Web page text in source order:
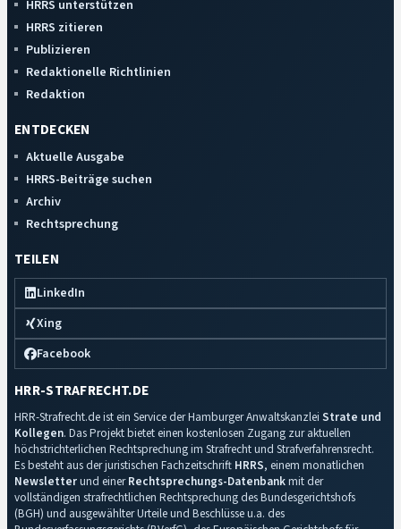
HRRS unterstützen
HRRS zitieren
Publizieren
Redaktionelle Richtlinien
Redaktion
ENTDECKEN
Aktuelle Ausgabe
HRRS-Beiträge suchen
Archiv
Rechtsprechung
TEILEN
LinkedIn
Xing
Facebook
HRR-STRAFRECHT.DE
HRR-Strafrecht.de ist ein Service der Hamburger Anwaltskanzlei Strate und
Kollegen. Das Projekt bietet einen kostenlosen Zugang zur aktuellen
höchstrichterlichen Rechtsprechung im Strafrecht und Strafverfahrensrecht.
Es besteht aus der juristischen Fachzeitschrift HRRS, einem monatlichen
Newsletterund einerRechtsprechungs-Datenbankmit der
vollständigen strafrechtlichen Rechtsprechung des Bundesgerichtshofs
(BGH) und ausgewählter Urteile und Beschlüsse u.a. des